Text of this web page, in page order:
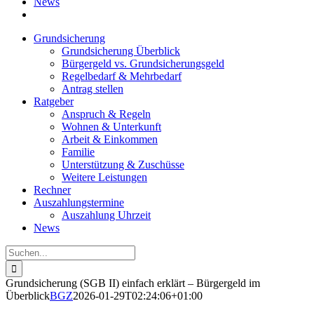
Grundsicherung
Grundsicherung Überblick
Bürgergeld vs. Grundsicherungsgeld
Regelbedarf & Mehrbedarf
Antrag stellen
Ratgeber
Anspruch & Regeln
Wohnen & Unterkunft
Arbeit & Einkommen
Familie
Unterstützung & Zuschüsse
Weitere Leistungen
Rechner
Auszahlungstermine
Auszahlung Uhrzeit
News
Suche
nach:
Grundsicherung (SGB II) einfach erklärt – Bürgergeld im
ÜberblickBGZ2026-01-29T02:24:06+01:00